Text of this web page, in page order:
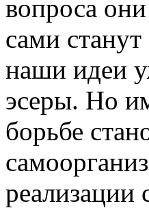
вопроса
сами
наши идеи
эсеры. Но
борьбе
реализации